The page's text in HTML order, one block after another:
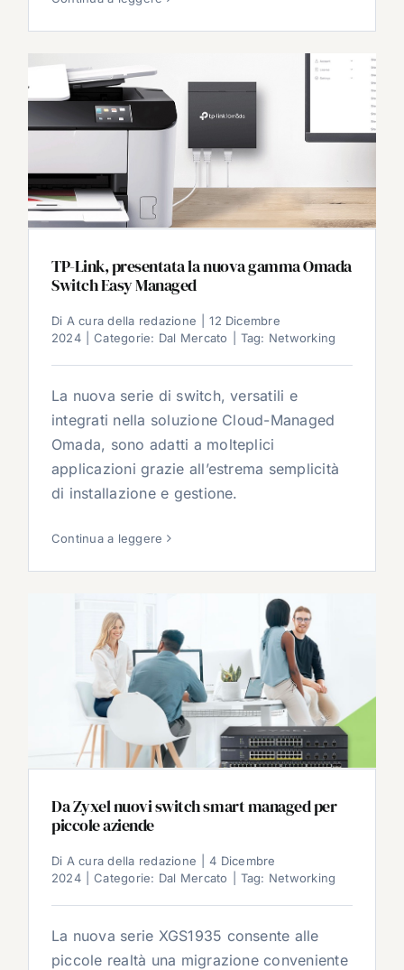
TP-Link, presentata la nuova gamma Omada
Switch Easy Managed
Di A cura della redazione
12 Dicembre
2024
Categorie: Dal Mercato Tag: Networking
La nuova serie di switch, versatili e
integrati nella soluzione Cloud-Managed
Omada, sono adatti a molteplici
applicazioni grazie all’estrema semplicità
di installazione e gestione.
Continua a leggere
Da Zyxel nuovi switch smart managed per
piccole aziende
Di A cura della redazione
4 Dicembre
2024
Categorie: Dal Mercato Tag: Networking
La nuova serie XGS1935 consente alle
piccole realtà una migrazione conveniente